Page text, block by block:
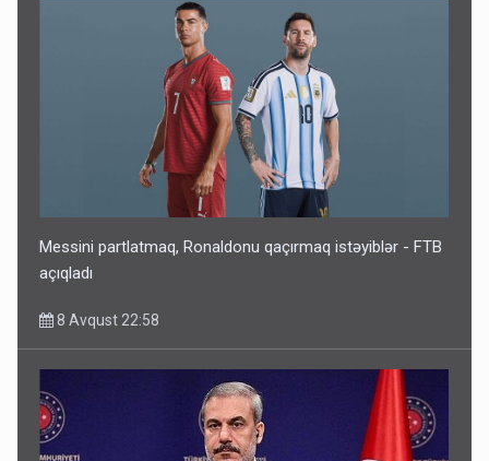
Messini partlatmaq, Ronaldonu qaçırmaq istəyiblər - FTB
açıqladı
8 Avqust 22:58